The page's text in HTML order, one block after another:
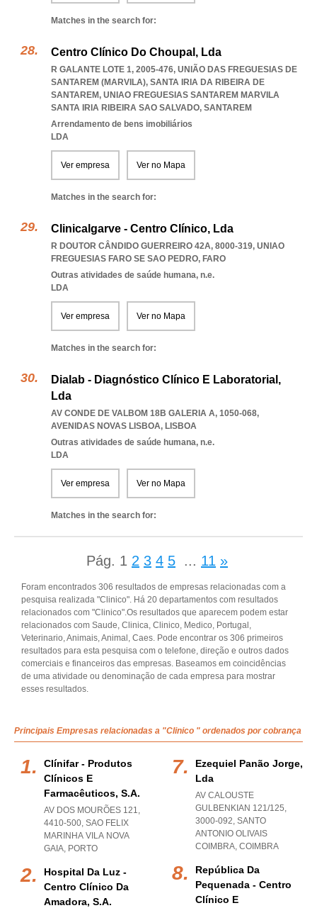
Matches in the search for:
Centro Clínico Do Choupal, Lda
R GALANTE LOTE 1, 2005-476, UNIÃO DAS FREGUESIAS DE
SANTAREM (MARVILA), SANTA IRIA DA RIBEIRA DE
SANTAREM, UNIAO FREGUESIAS SANTAREM MARVILA
SANTA IRIA RIBEIRA SAO SALVADO, SANTAREM
Arrendamento de bens imobiliários
LDA
Ver empresa Ver no Mapa
Matches in the search for:
Clinicalgarve - Centro Clínico, Lda
R DOUTOR CÂNDIDO GUERREIRO 42A, 8000-319, UNIAO
FREGUESIAS FARO SE SAO PEDRO, FARO
Outras atividades de saúde humana, n.e.
LDA
Ver empresa Ver no Mapa
Matches in the search for:
Dialab - Diagnóstico Clínico E Laboratorial,
Lda
AV CONDE DE VALBOM 18B GALERIA A, 1050-068,
AVENIDAS NOVAS LISBOA, LISBOA
Outras atividades de saúde humana, n.e.
LDA
Ver empresa Ver no Mapa
Matches in the search for:
Pág. 1 2 3 4 5 ... 11 »
Foram encontrados 306 resultados de empresas relacionadas com a
pesquisa realizada "Clinico". Há 20 departamentos com resultados
relacionados com "Clinico".Os resultados que aparecem podem estar
relacionados com Saude, Clinica, Clinico, Medico, Portugal,
Veterinario, Animais, Animal, Caes. Pode encontrar os 306 primeiros
resultados para esta pesquisa com o telefone, direção e outros dados
comerciais e financeiros das empresas. Baseamos em coincidências
de uma atividade ou denominação de cada empresa para mostrar
esses resultados.
Principais Empresas relacionadas a "Clinico " ordenados por cobrança
Clínifar - Produtos
Clínicos E
Farmacêuticos, S.a.
AV DOS MOURÕES 121,
4410-500, SAO FELIX
MARINHA VILA NOVA
GAIA, PORTO
Hospital Da Luz -
Centro Clínico Da
Amadora, S.a.
Ezequiel Panão Jorge,
Lda
AV CALOUSTE
GULBENKIAN 121/125,
3000-092, SANTO
ANTONIO OLIVAIS
COIMBRA, COIMBRA
República Da
Pequenada - Centro
Clínico E